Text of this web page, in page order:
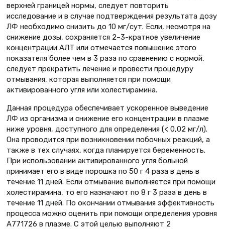
верхней границей нормы, следует повторить
исследование и в случае подтверждения результата дозу
ЛФ необходимо снизить до 10 мг/сут. Если, несмотря на
снижение дозы, сохраняется 2–3-кратное увеличение
концентрации АЛТ или отмечается повышение этого
показателя более чем в 3 раза по сравнению с нормой,
следует прекратить лечение и провести процедуру
отмывания, которая выполняется при помощи
активированного угля или холестирамина.
Данная процедура обеспечивает ускоренное выведение
ЛФ из организма и снижение его концентрации в плазме
ниже уровня, доступного для определения (< 0,02 мг/л).
Она проводится при возникновении побочных реакций, а
также в тех случаях, когда планируется беременность.
При использовании активированного угля больной
принимает его в виде порошка по 50 г 4 раза в день в
течение 11 дней. Если отмывание выполняется при помощи
холестирамина, то его назначают по 8 г 3 раза в день в
течение 11 дней. По окончании отмывания эффективность
процесса можно оценить при помощи определения уровня
А771726 в плазме. С этой целью выполняют 2